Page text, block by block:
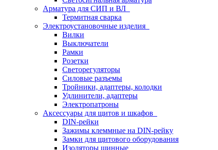
Арматура для СИП и ВЛ
Термитная сварка
Электроустановочные изделия
Вилки
Выключатели
Рамки
Розетки
Светорегуляторы
Силовые разъемы
Тройники, адаптеры, колодки
Удлинители, адаптеры
Электропатроны
Аксессуары для щитов и шкафов
DIN-рейки
Зажимы клеммные на DIN-рейку
Замки для щитового оборудования
Изоляторы шинные